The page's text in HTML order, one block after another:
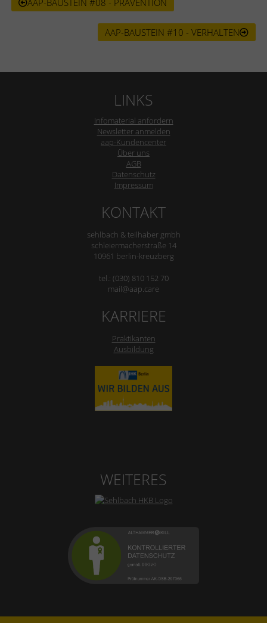
AAP-BAUSTEIN #08 - PRÄVENTION
AAP-BAUSTEIN #10 - VERHALTEN
LINKS
Infomaterial anfordern
Newsletter anmelden
aap-Kundencenter
Über uns
AGB
Datenschutz
Impressum
KONTAKT
sehlbach & teilhaber gmbh
schleiermacherstraße 14
10961 berlin-kreuzberg
tel.: (030) 810 152 70
mail@aap.care
KARRIERE
Praktikanten
Ausbildung
WEITERES